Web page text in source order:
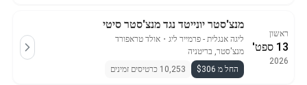
ראשון
13 ספט'
2026
מנצ'סטר יונייטד נגד מנצ'סטר סיטי
ליגה אנגלית - פרמייר ליג ・ אולד טראפורד
מנצ'סטר, בריטניה
החל מ $306
10,253 כרטיסים זמינים